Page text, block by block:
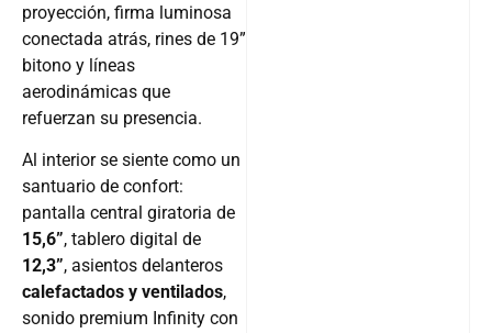
proyección, firma luminosa
conectada atrás, rines de 19”
bitono y líneas
aerodinámicas que
refuerzan su presencia.
Al interior se siente como un
santuario de confort:
pantalla central giratoria de
15,6”, tablero digital de
12,3”, asientos delanteros
calefactados y ventilados,
sonido premium Infinity con